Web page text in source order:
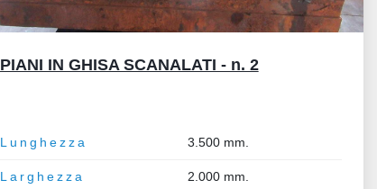
PIANI IN GHISA SCANALATI - n. 2
Lunghezza 3.500 mm.
Larghezza 2.000 mm.